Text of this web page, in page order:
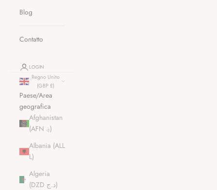
Blog
Contatto
LOGIN
Regno Unito
(GBP £)
Paese/Area
geografica
Afghanistan
(AFN ؋)
Albania (ALL
L)
Algeria
(DZD د.ج)